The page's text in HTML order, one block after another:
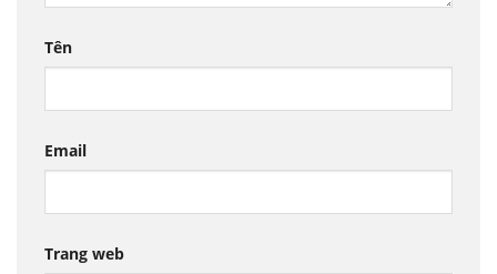
Tên
Email
Trang web